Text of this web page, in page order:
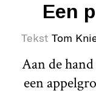
Een
Tekst Tom
Aan de
een